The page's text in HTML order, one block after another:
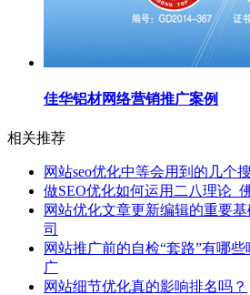
佳华铝材网络营销推广案例
相关推荐
网站seo优化中等会用到的几个
做SEO优化如何运用二八理论_
网站优化文章更新编辑的重要基
司
网站推广前的自检“套路”有哪些
广
网站细节优化真的影响排名吗？